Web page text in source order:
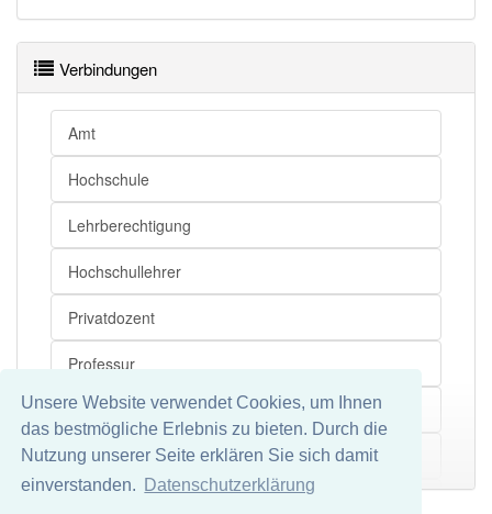
Unsere Website verwendet Cookies, um Ihnen
das bestmögliche Erlebnis zu bieten. Durch die
Nutzung unserer Seite erklären Sie sich damit
einverstanden.
Datenschutzerklärung
korrekt erraten.
Verbindungen
Amt
Hochschule
Lehrberechtigung
Hochschullehrer
Privatdozent
Professur
Promotion
Wissenschaftler Mehr